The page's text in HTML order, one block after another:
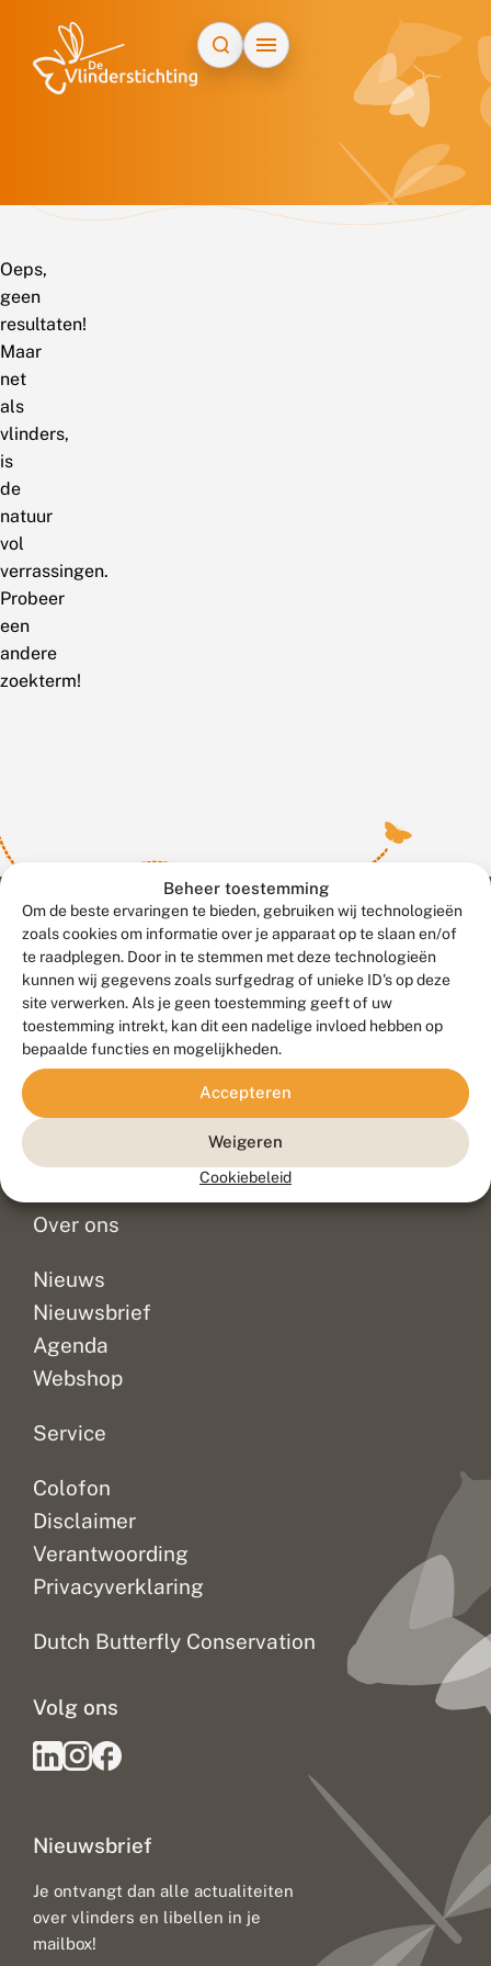
Beheer toestemming
Om de beste ervaringen te bieden, gebruiken wij technologieën
zoals cookies om informatie over je apparaat op te slaan en/of
te raadplegen. Door in te stemmen met deze technologieën
kunnen wij gegevens zoals surfgedrag of unieke ID's op deze
site verwerken. Als je geen toestemming geeft of uw
toestemming intrekt, kan dit een nadelige invloed hebben op
bepaalde functies en mogelijkheden.
Accepteren
Weigeren
Cookiebeleid
Oeps,
geen
resultaten!
Maar
net
als
vlinders,
is
de
natuur
vol
verrassingen.
Probeer
een
andere
zoekterm!
Contact
Veelgestelde vragen
Doneer
Over ons
Nieuws
Nieuwsbrief
Agenda
Webshop
Service
Colofon
Disclaimer
Verantwoording
Privacyverklaring
Dutch Butterfly Conservation
Nieuwsbrief
Je ontvangt dan alle actualiteiten
over vlinders en libellen in je
mailbox!
Volg ons
Meld waarnemingen© 2026 Vlinderstichting
Duurzaam ontwikkeld door
Go2People
, ontworpen door
Blue Field Agency
Privacy
Disclaimer
Sitemap